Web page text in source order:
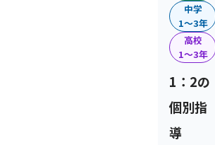
中学
1〜3年
高校
1〜3年
1：2の
個別指
導